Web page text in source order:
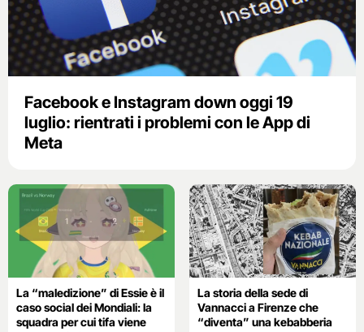
Facebook e Instagram down oggi 19
luglio: rientrati i problemi con le App di
Meta
La “maledizione” di Essie è il
caso social dei Mondiali: la
squadra per cui tifa viene
La storia della sede di
Vannacci a Firenze che
“diventa” una kebabberia